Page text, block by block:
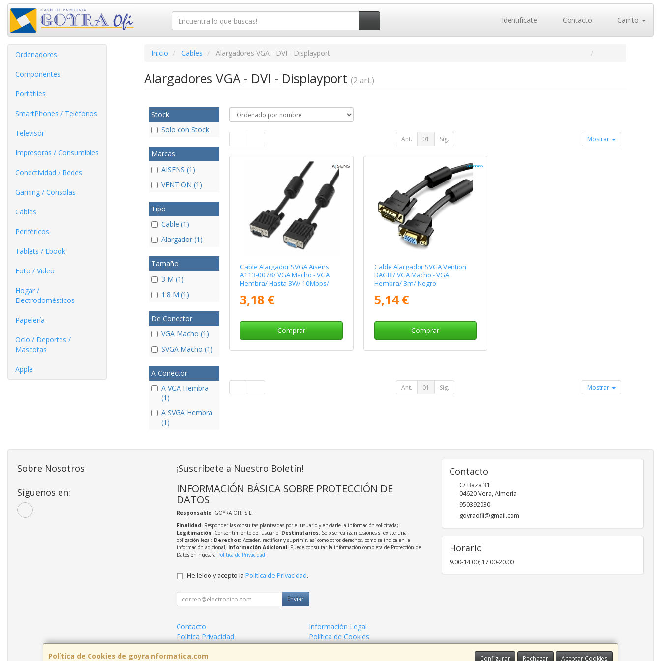
Identifícate Contacto Carrito
Ordenadores
Componentes
Portátiles
SmartPhones / Teléfonos
Televisor
Impresoras / Consumibles
Conectividad / Redes
Gaming / Consolas
Cables
Periféricos
Tablets / Ebook
Foto / Video
Hogar /
Electrodomésticos
Papelería
Ocio / Deportes /
Mascotas
Apple
Inicio Cables Alargadores VGA - DVI - Displayport
Alargadores VGA - DVI - Displayport (2 art.)
Stock
Solo con Stock
Marcas
AISENS (1)
VENTION (1)
Tipo
Cable (1)
Alargador (1)
Tamaño
3 M (1)
1.8 M (1)
De Conector
VGA Macho (1)
SVGA Macho (1)
A Conector
A VGA Hembra
(1)
A SVGA Hembra
(1)
Ant. 01 Sig. Mostrar
Cable Alargador SVGA Aisens
A113-0078/ VGA Macho - VGA
Hembra/ Hasta 3W/ 10Mbps/
3,18 €
Comprar
Cable Alargador SVGA Vention
DAGBI/ VGA Macho - VGA
Hembra/ 3m/ Negro
5,14 €
Comprar
Ant. 01 Sig. Mostrar
Política de Cookies de goyrainformatica.com Configurar Rechazar Aceptar Cookies
Sobre Nosotros
Síguenos en:
¡Suscríbete a Nuestro Boletín!
INFORMACIÓN BÁSICA SOBRE PROTECCIÓN DE
DATOS
Responsable: GOYRA OFI, S.L.
Finalidad: Responder las consultas planteadas por el usuario y enviarle la información solicitada;
Legitimación: Consentimiento del usuario; Destinatarios: Solo se realizan cesiones si existe una
obligación legal; Derechos: Acceder, rectificar y suprimir, así como otros derechos, como se indica en la
información adicional; Información Adicional: Puede consultar la información completa de Protección de
Datos en nuestra Política de Privacidad.
He leído y acepto la Política de Privacidad.
Enviar
Contacto
Información Legal
Política Privacidad
Política de Cookies
Contacto
C/ Baza 31
04620Vera,Almería
950392030
goyraofii@gmail.com
Horario
9.00-14.00; 17:00-20.00